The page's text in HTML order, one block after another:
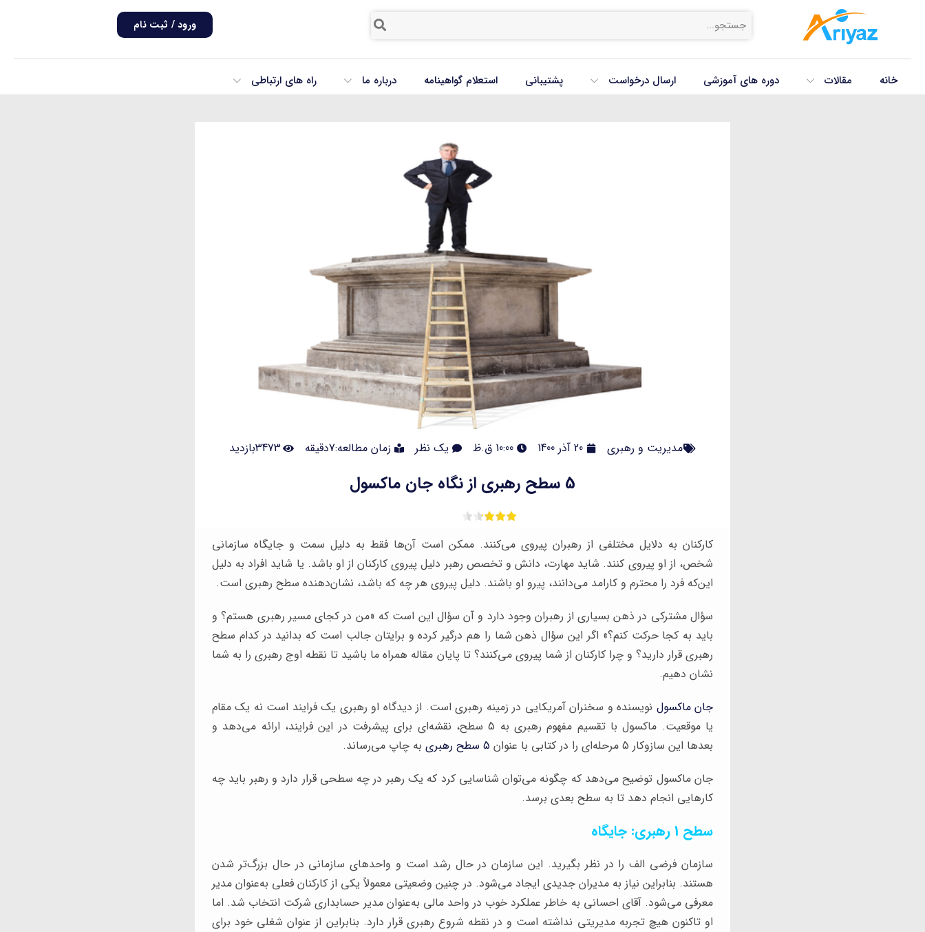
ورود / ثبت نام
خانه مقالات دوره های آموزشی ارسال درخواست پشتیبانی استعلام گواهینامه درباره ما راه های ارتباطی
مدیریت و رهبری 20 آذر 1400 10:00 ق.ظ یک نظر زمان مطالعه:7دقیقه 3473بازدید
5 سطح رهبری از نگاه جان ماکسول
کارکنان به دلایل مختلفی از رهبران پیروی می‌کنند. ممکن است آن‌ها فقط به دلیل سمت و جایگاه سازمانی
شخص، از او پیروی کنند. شاید مهارت، دانش و تخصص رهبر دلیل پیروی کارکنان از او باشد. یا شاید افراد به دلیل
این‌که فرد را محترم و کارامد می‌دانند، پیرو او باشند. دلیل پیروی هر چه که باشد، نشان‌دهنده سطح رهبری است.
سؤال مشترکی در ذهن بسیاری از رهبران وجود دارد و آن سؤال این است که «من در کجای مسیر رهبری هستم؟ و
باید به کجا حرکت کنم؟» اگر این سؤال ذهن شما را هم درگیر کرده و برایتان جالب است که بدانید در کدام سطح
رهبری قرار دارید؟ و چرا کارکنان از شما پیروی می‌کنند؟ تا پایان مقاله همراه ما باشید تا نقطه اوج رهبری را به شما
نشان دهیم.
جان ماکسول نویسنده و سخنران آمریکایی در زمینه رهبری است. از دیدگاه او رهبری یک فرایند است نه یک مقام
یا موقعیت. ماکسول با تقسیم مفهوم رهبری به 5 سطح، نقشه‌ای برای پیشرفت در این فرایند، ارائه می‌دهد و
بعدها این سازوکار 5 مرحله‌ای را در کتابی با عنوان
5 سطح رهبری
به چاپ می‌رساند.
جان ماکسول توضیح می‌دهد که چگونه می‌توان شناسایی کرد که یک رهبر در چه سطحی قرار دارد و رهبر باید چه
کارهایی انجام دهد تا به سطح بعدی برسد.
سطح 1 رهبری: جایگاه
سازمان فرضی الف را در نظر بگیرید. این سازمان در حال رشد است و واحدهای سازمانی در حال بزرگ‌تر شدن
هستند. بنابراین نیاز به مدیران جدیدی ایجاد می‌شود. در چنین وضعیتی معمولاً یکی از کارکنان فعلی به‌عنوان مدیر
معرفی می‌شود. آقای احسانی به خاطر عملکرد خوب در واحد مالی به‌عنوان مدیر حسابداری شرکت انتخاب شد. اما
او تاکنون هیچ تجربه مدیریتی نداشته است و در نقطه شروع رهبری قرار دارد. بنابراین از عنوان شغلی خود برای